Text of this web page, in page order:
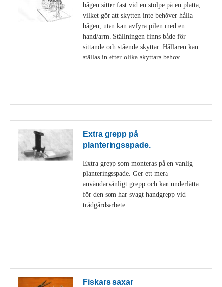
bågen sitter fast vid en stolpe på en platta,
vilket gör att skytten inte behöver hålla
bågen, utan kan avfyra pilen med en
hand/arm. Ställningen finns både för
sittande och stående skyttar. Hållaren kan
ställas in efter olika skyttars behov.
Extra grepp på
planteringsspade.
Extra grepp som monteras på en vanlig
planteringsspade. Ger ett mera
användarvänligt grepp och kan underlätta
för den som har svagt handgrepp vid
trädgårdsarbete.
Fiskars saxar